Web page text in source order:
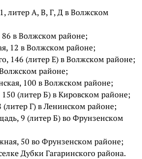
литер А, В, Г, Д в Волжском
в Волжском районе;
12 в Волжском районе;
146 (литер Е) в Волжском районе;
районе;
100 в Волжском районе;
(литер Б) в Кировском районе;
(литер Г) в Ленинском районе;
9 (литер Б) во Фрунзенском
50 во Фрунзенском районе;
Дубки Гагаринского района.